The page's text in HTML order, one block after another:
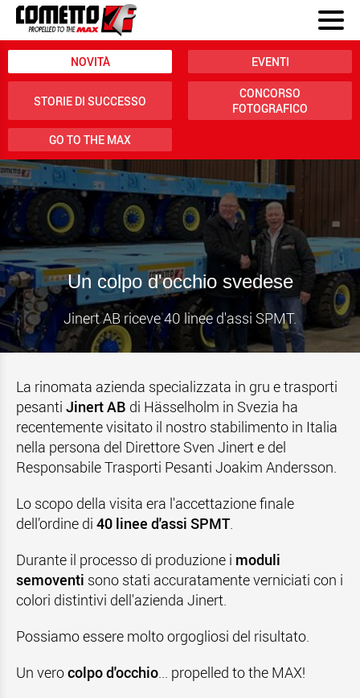
NOVITÀ EVENTI
STORIE DI SUCCESSO
CONCORSO
FOTOGRAFICO
GO TO THE MAX
Un colpo d'occhio svedese
Jinert AB riceve 40 linee d'assi SPMT.
La rinomata azienda specializzata in gru e trasporti
pesanti Jinert AB di Hässelholm in Svezia ha
recentemente visitato il nostro stabilimento in Italia
nella persona del Direttore Sven Jinert e del
Responsabile Trasporti Pesanti Joakim Andersson.
Lo scopo della visita era l'accettazione finale
dell’ordine di 40 linee d'assi SPMT.
Durante il processo di produzione i moduli
semoventi sono stati accuratamente verniciati con i
colori distintivi dell'azienda Jinert.
Possiamo essere molto orgogliosi del risultato.
Un verocolpo d'occhio... propelled to the MAX!